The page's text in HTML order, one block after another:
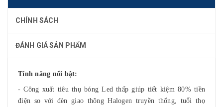
CHÍNH SÁCH
ĐÁNH GIÁ SẢN PHẨM
Tính năng nổi bật:
- Công xuất tiêu thụ bóng Led thấp giúp tiết kiệm 80% tiền
điện so với đèn giao thông Halogen truyền thống, tuổi thọ